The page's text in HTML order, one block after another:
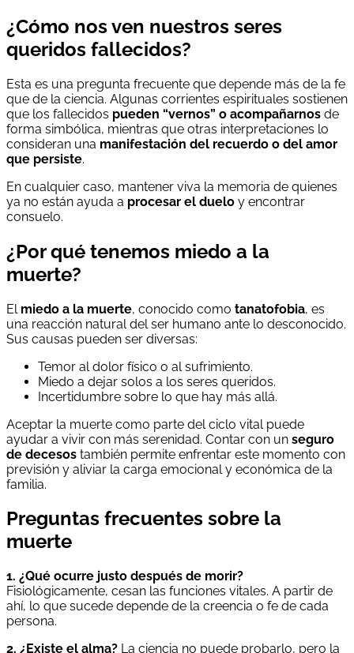
¿Cómo nos ven nuestros seres
queridos fallecidos?
Esta es una pregunta frecuente que depende más de la fe
que de la ciencia. Algunas corrientes espirituales sostienen
que los fallecidos pueden “vernos” o acompañarnos de
forma simbólica, mientras que otras interpretaciones lo
consideran una manifestación del recuerdo o del amor
que persiste.
En cualquier caso, mantener viva la memoria de quienes
ya no están ayuda a procesar el duelo y encontrar
consuelo.
¿Por qué tenemos miedo a la
muerte?
El miedo a la muerte, conocido como tanatofobia, es
una reacción natural del ser humano ante lo desconocido.
Sus causas pueden ser diversas:
Temor al dolor físico o al sufrimiento.
Miedo a dejar solos a los seres queridos.
Incertidumbre sobre lo que hay más allá.
Aceptar la muerte como parte del ciclo vital puede
ayudar a vivir con más serenidad. Contar con un seguro
de decesos también permite enfrentar este momento con
previsión y aliviar la carga emocional y económica de la
familia.
Preguntas frecuentes sobre la
muerte
1. ¿Qué ocurre justo después de morir?
Fisiológicamente, cesan las funciones vitales. A partir de
ahí, lo que sucede depende de la creencia o fe de cada
persona.
2. ¿Existe el alma? La ciencia no puede probarlo, pero la